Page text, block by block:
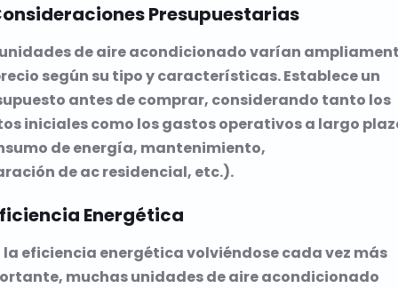
Presupuestarias
de aire acondicionado varían
según su tipo y características. Establece un
antes de comprar, considerando tanto los
iniciales como los gastos operativos a largo
de energía, mantenimiento,
de ac residencial, etc.).
Energética
la eficiencia energética volviéndose cada vez más
muchas unidades de aire acondicionado